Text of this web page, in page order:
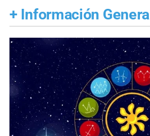
+ Información General